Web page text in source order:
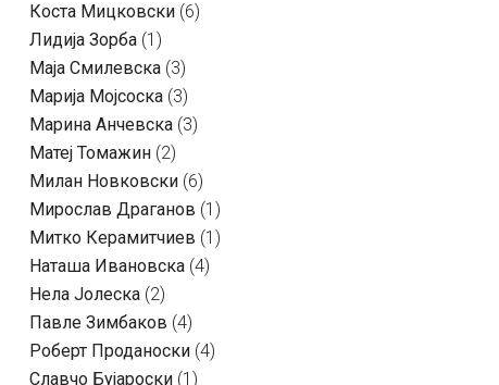
Коста Мицковски (6)
Лидија Зорба (1)
Маја Смилевска (3)
Марија Мојсоска (3)
Марина Анчевска (3)
Матеј Томажин (2)
Милан Новковски (6)
Мирослав Драганов (1)
Митко Керамитчиев (1)
Наташа Ивановска (4)
Нела Јолеска (2)
Павле Зимбаков (4)
Роберт Проданоски (4)
Славчо Бујароски (1)